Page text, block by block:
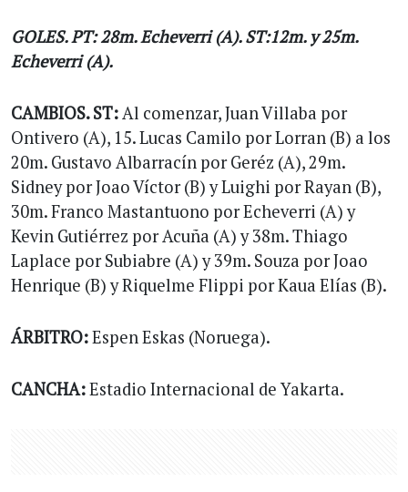
GOLES. PT: 28m. Echeverri (A). ST:12m. y 25m.
Echeverri (A).
CAMBIOS. ST: Al comenzar, Juan Villaba por
Ontivero (A), 15. Lucas Camilo por Lorran (B) a los
20m. Gustavo Albarracín por Geréz (A), 29m.
Sidney por Joao Víctor (B) y Luighi por Rayan (B),
30m. Franco Mastantuono por Echeverri (A) y
Kevin Gutiérrez por Acuña (A) y 38m. Thiago
Laplace por Subiabre (A) y 39m. Souza por Joao
Henrique (B) y Riquelme Flippi por Kaua Elías (B).
ÁRBITRO:Espen Eskas (Noruega).
CANCHA:Estadio Internacional de Yakarta.